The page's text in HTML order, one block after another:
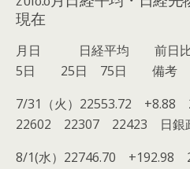
現在
月日 日経平均 前日
5日 25日 75日 備考
7/31（火）22553.72
22602 22307 22423 日銀
8/1(水）22746.70